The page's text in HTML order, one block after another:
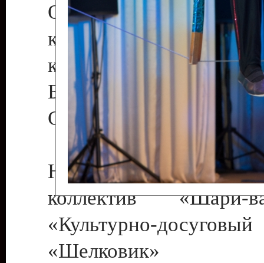
Образцовый
коллектив
культуры с.
Бендеры ,
Светлана Георгиевна
Народный цирковой
коллектив
«Культурно-
«Шелковик»